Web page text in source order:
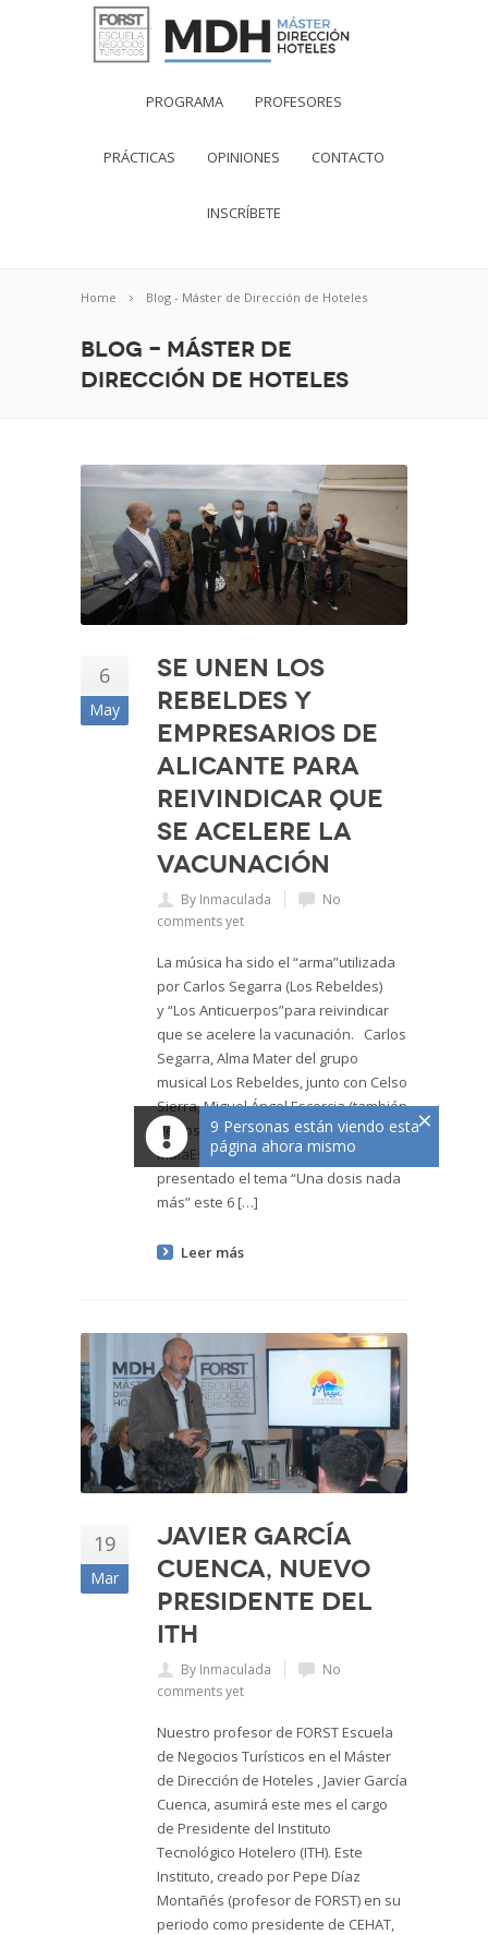
PROGRAMA PROFESORES
PRÁCTICAS OPINIONES CONTACTO
INSCRÍBETE
Home Blog - Máster de Dirección de Hoteles
Blog - Máster de
Dirección de Hoteles
6
May
Se unen Los
Rebeldes y
empresarios de
Alicante para
reivindicar que
se acelere la
vacunación
By Inmaculada
No
comments yet
La música ha sido el “arma”utilizada
por Carlos Segarra (Los Rebeldes)
y “Los Anticuerpos”para reivindicar
que se acelere la vacunación. Carlos
Segarra, Alma Mater del grupo
musical Los Rebeldes, junto con Celso
Sierra, Miguel Ángel Escorcia (también
de Los Rebeldes) y Amanda
MalaEstrella (a la batería), han
presentado el tema “Una dosis nada
más” este 6 […]
Leer más
19
Mar
Javier García
Cuenca, nuevo
presidente del
ITH
By Inmaculada
No
comments yet
Nuestro profesor de FORST Escuela
de Negocios Turísticos en el Máster
de Dirección de Hoteles , Javier García
Cuenca, asumirá este mes el cargo
de Presidente del Instituto
Tecnológico Hotelero (ITH). Este
Instituto, creado por Pepe Díaz
Montañés (profesor de FORST) en su
periodo como presidente de CEHAT,
×
9 Personas están viendo esta
página ahora mismo